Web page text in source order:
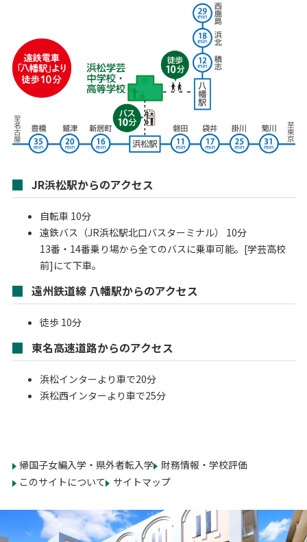
JR浜松駅からのアクセス
自転車 10分
遠鉄バス（JR浜松駅北口バスターミナル） 10分
13番・14番乗り場から全てのバスに乗車可能。[学芸高校
前]にて下車。
遠州鉄道線 八幡駅からのアクセス
徒歩 10分
東名高速道路からのアクセス
浜松インターより車で20分
浜松西インターより車で25分
帰国子女編入学・県外者転入学
財務情報・学校評価
このサイトについて
サイトマップ